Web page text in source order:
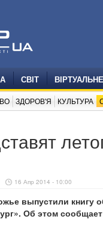
СВІТ
ЗДОРОВ'Я КУЛЬТУРА
16 Апр 2014 - 10:00
выпустили книгу
Об этом